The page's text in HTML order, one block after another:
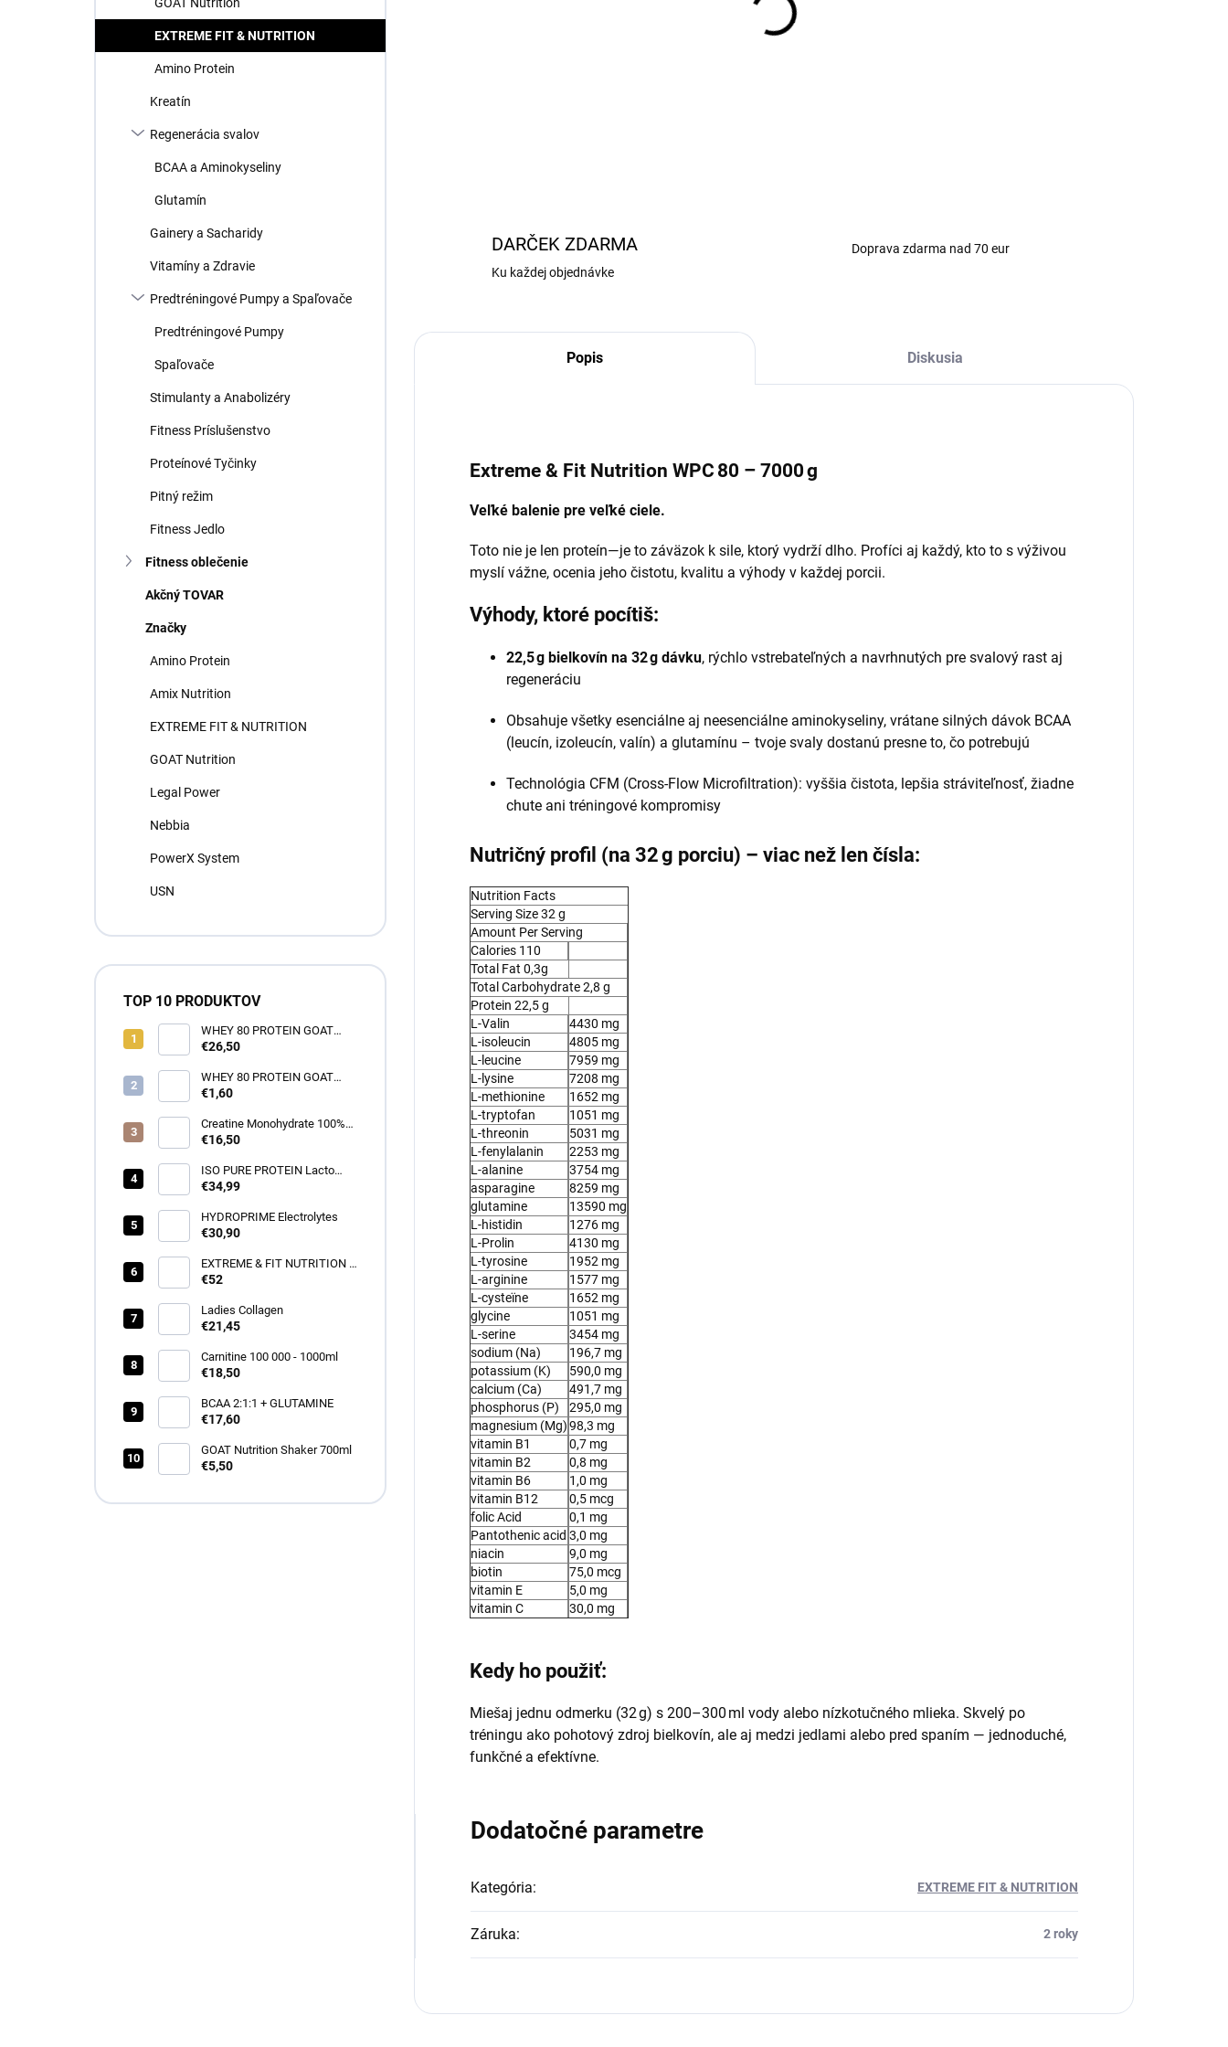
EXTREME FIT & NUTRITION
Amino Protein
Kreatín
Regenerácia svalov
BCAA a Aminokyseliny
Glutamín
Gainery a Sacharidy
Vitamíny a Zdravie
Predtréningové Pumpy a Spaľovače
Predtréningové Pumpy
Spaľovače
Stimulanty a Anabolizéry
Fitness Príslušenstvo
Proteínové Tyčinky
Pitný režim
Fitness Jedlo
Fitness oblečenie
Akčný TOVAR
Značky
Amino Protein
Amix Nutrition
EXTREME FIT & NUTRITION
GOAT Nutrition
Legal Power
Nebbia
PowerX System
USN
TOP 10 PRODUKTOV
WHEY 80 PROTEIN GOAT
NUTRITON -1000g
€26,50
WHEY 80 PROTEIN GOAT
NUTRITON -35g
€1,60
Creatine Monohydrate 100%
500g
€16,50
ISO PURE PROTEIN Lacto
Free 1000g
€34,99
HYDROPRIME Electrolytes
€30,90
EXTREME & FIT NUTRITION -
WPC 80 - 2250G
€52
Ladies Collagen
€21,45
Carnitine 100 000 - 1000ml
€18,50
BCAA 2:1:1 + GLUTAMINE
€17,60
GOAT Nutrition Shaker 700ml
€5,50
MOŽNOSTI DORUČENIA
DARČEK ZDARMA
Ku každej objednávke
Doprava zdarma nad 70 eur
Popis Diskusia
Extreme & Fit Nutrition WPC 80 – 7000 g
Veľké balenie pre veľké ciele.
Toto nie je len proteín—je to záväzok k sile, ktorý vydrží dlho. Profíci aj každý, kto to s výživou
myslí vážne, ocenia jeho čistotu, kvalitu a výhody v každej porcii.
Výhody, ktoré pocítiš:
22,5 g bielkovín na 32 g dávku, rýchlo vstrebateľných a navrhnutých pre svalový rast aj
regeneráciu
Obsahuje všetky esenciálne aj neesenciálne aminokyseliny, vrátane silných dávok BCAA
(leucín, izoleucín, valín) a glutamínu – tvoje svaly dostanú presne to, čo potrebujú
Technológia CFM (Cross‑Flow Microfiltration): vyššia čistota, lepšia stráviteľnosť, žiadne
chute ani tréningové kompromisy
Nutričný profil (na 32 g porciu) – viac než len čísla:
Nutrition Facts
Serving Size 32 g
Amount Per Serving
Calories 110
Total Fat 0,3g
Total Carbohydrate 2,8 g
Protein 22,5 g
L-Valin
4430 mg
L-isoleucin
4805 mg
L-leucine
7959 mg
L-lysine
7208 mg
L-methionine
1652 mg
L-tryptofan
1051 mg
L-threonin
5031 mg
L-fenylalanin
2253 mg
L-alanine
3754 mg
asparagine
8259 mg
glutamine
13590 mg
L-histidin
1276 mg
L-Prolin
4130 mg
L-tyrosine
1952 mg
L-arginine
1577 mg
L-cysteïne
1652 mg
glycine
1051 mg
L-serine
3454 mg
sodium (Na)
196,7 mg
potassium (K)
590,0 mg
calcium (Ca)
491,7 mg
phosphorus (P)
295,0 mg
magnesium (Mg)98,3 mg
vitamin B1
0,7 mg
vitamin B2
0,8 mg
vitamin B6
1,0 mg
vitamin B12
0,5 mcg
folic Acid
0,1 mg
Pantothenic acid 3,0 mg
niacin
9,0 mg
biotin
75,0 mcg
vitamin E
5,0 mg
vitamin C
30,0 mg
Kedy ho použiť:
Miešaj jednu odmerku (32 g) s 200–300 ml vody alebo nízkotučného mlieka. Skvelý po
tréningu ako pohotový zdroj bielkovín, ale aj medzi jedlami alebo pred spaním — jednoduché,
funkčné a efektívne.
Dodatočné parametre
Kategória: EXTREME FIT & NUTRITION
Záruka: 2 roky